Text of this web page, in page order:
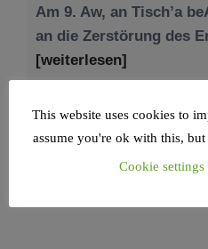
[weiterlesen]
This website uses cookies to
assume you're ok with this,
Cookie settings